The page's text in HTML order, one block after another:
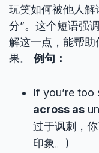
玩笑如何被他人
分”。这个短语强
解这一点，能帮
果。 例句：
If you’re
across as
过于讽刺，
印象。)